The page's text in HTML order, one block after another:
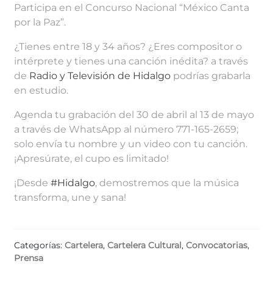
Participa en el Concurso Nacional “México Canta
por la Paz”.
¿Tienes entre 18 y 34 años? ¿Eres compositor o
intérprete y tienes una canción inédita? a través
de Radio y Televisión de Hidalgopodrías grabarla
en estudio.
Agenda tu grabación del 30 de abril al 13 de mayo
a través de WhatsApp al número 771-165-2659;
solo envía tu nombre y un video con tu canción.
¡Apresúrate, el cupo es limitado!
¡Desde #Hidalgo, demostremos que la música
transforma, une y sana!
Categorías: Cartelera, Cartelera Cultural, Convocatorias,
Prensa